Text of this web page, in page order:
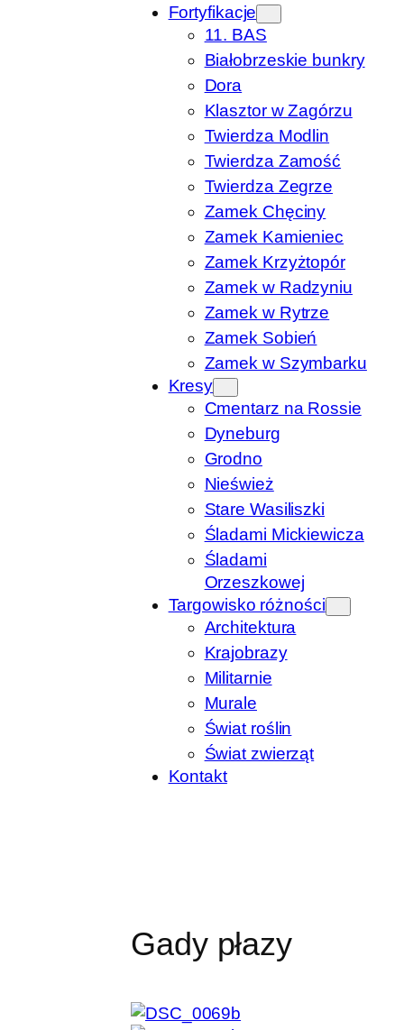
Fortyfikacje
11. BAS
Białobrzeskie bunkry
Dora
Klasztor w Zagórzu
Twierdza Modlin
Twierdza Zamość
Twierdza Zegrze
Zamek Chęciny
Zamek Kamieniec
Zamek Krzyżtopór
Zamek w Radzyniu
Zamek w Rytrze
Zamek Sobień
Zamek w Szymbarku
Kresy
Cmentarz na Rossie
Dyneburg
Grodno
Nieśwież
Stare Wasiliszki
Śladami Mickiewicza
Śladami
Orzeszkowej
Targowisko różności
Architektura
Krajobrazy
Militarnie
Murale
Świat roślin
Świat zwierząt
Kontakt
Gady płazy